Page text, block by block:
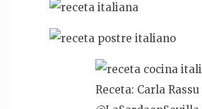
Receta: Carla Rassu